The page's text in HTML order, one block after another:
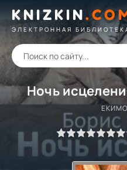
KNIZKIN.
ЭЛЕКТРОННАЯ
Ночь